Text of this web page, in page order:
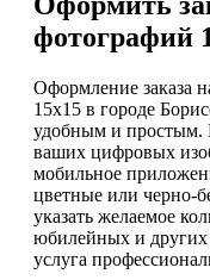
фотографий
Оформление заказа
15х15 в городе
удобным и простым.
ваших цифровых
мобильное
цветные или черно-
указать желаемое
юбилейных и других
услуга